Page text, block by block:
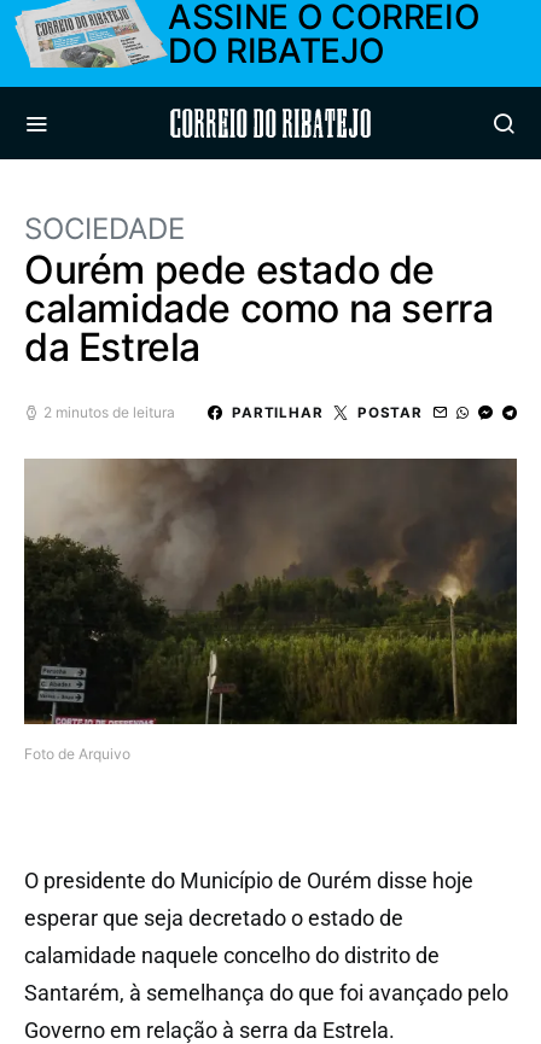
ASSINE O CORREIO
DO RIBATEJO
Correio do Ribatejo
SOCIEDADE
Ourém pede estado de
calamidade como na serra
da Estrela
2 minutos de leitura PARTILHAR POSTAR
Foto de Arquivo
O presidente do Município de Ourém disse hoje
esperar que seja decretado o estado de
calamidade naquele concelho do distrito de
Santarém, à semelhança do que foi avançado pelo
Governo em relação à serra da Estrela.